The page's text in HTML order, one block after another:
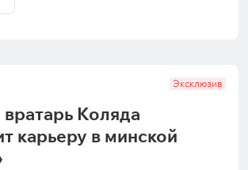
Эксклюзив
вратарь Коляда
карьеру в минской